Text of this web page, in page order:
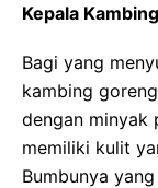
Kepala
Bagi yang
kambing
dengan minyak
memiliki kulit
Bumbunya